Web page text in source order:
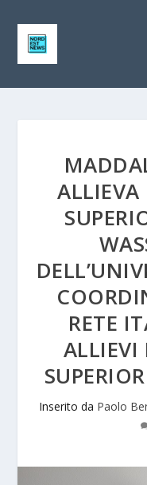
ALLIEVA
RETE
ALLIEVI
Inserito da Paolo